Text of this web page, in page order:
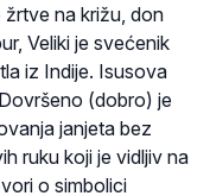
na križu, don
Veliki je svećenik
iz Indije. Isusova
(dobro) je
janjeta bez
ruku koji je vidljiv na
o simbolici